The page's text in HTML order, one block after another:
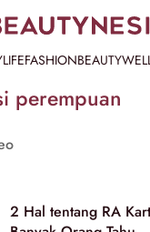
LIFEFASHIONBEAUTY
perempuan
2 Hal tentang RA